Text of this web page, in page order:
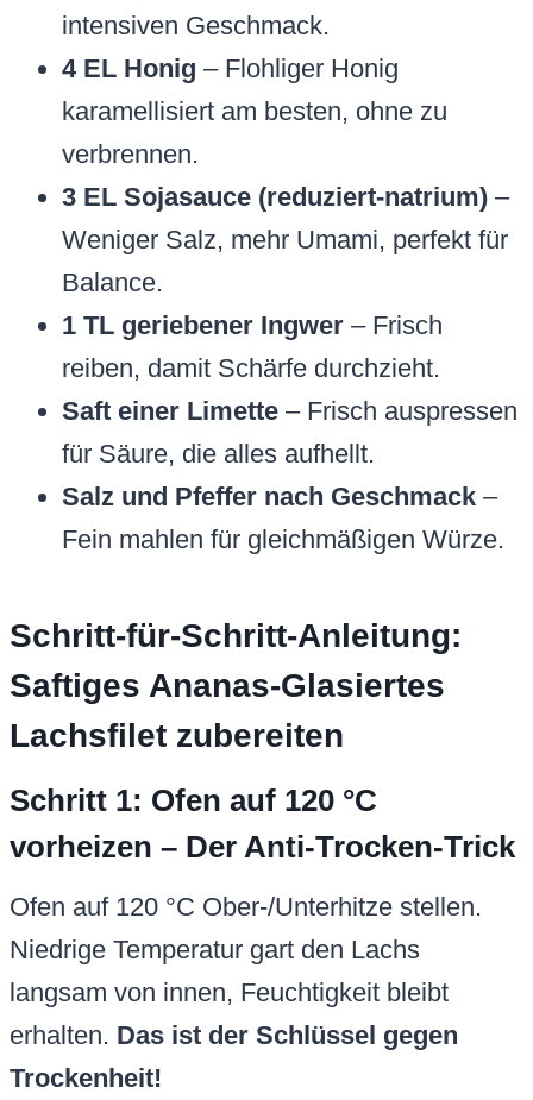
intensiven Geschmack.
4 EL Honig – Flohliger Honig
karamellisiert am besten, ohne zu
verbrennen.
3 EL Sojasauce (reduziert-natrium) –
Weniger Salz, mehr Umami, perfekt für
Balance.
1 TL geriebener Ingwer – Frisch
reiben, damit Schärfe durchzieht.
Saft einer Limette – Frisch auspressen
für Säure, die alles aufhellt.
Salz und Pfeffer nach Geschmack –
Fein mahlen für gleichmäßigen Würze.
Schritt-für-Schritt-Anleitung:
Saftiges Ananas-Glasiertes
Lachsfilet zubereiten
Schritt 1: Ofen auf 120 °C
vorheizen – Der Anti-Trocken-Trick
Ofen auf 120 °C Ober-/Unterhitze stellen.
Niedrige Temperatur gart den Lachs
langsam von innen, Feuchtigkeit bleibt
erhalten. Das ist der Schlüssel gegen
Trockenheit!